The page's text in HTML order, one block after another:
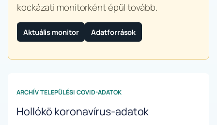
kockázati monitorként épül tovább.
Aktuális monitor Adatforrások
ARCHÍV TELEPÜLÉSI COVID-ADATOK
Hollókö koronavírus-adatok